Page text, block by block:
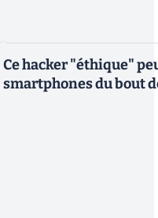
Ce hacker "éthique"
smartphones du bout